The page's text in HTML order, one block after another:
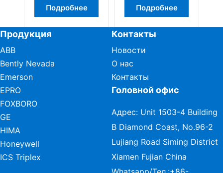
Подробнее
Подробнее
Продукция
ABB
Bently Nevada
Emerson
EPRO
FOXBORO
GE
HIMA
Honeywell
ICS Triplex
Контакты
Новости
О нас
Контакты
Головной офис
Адрес: Unit 1503-4 Building
B Diamond Coast, No.96-2
Lujiang Road Siming District
Xiamen Fujian China